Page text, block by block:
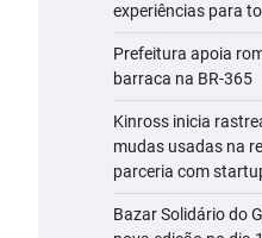
experiências para
Prefeitura apoia
barraca na BR-365
Kinross inicia
mudas usadas na
parceria com
Bazar Solidário do